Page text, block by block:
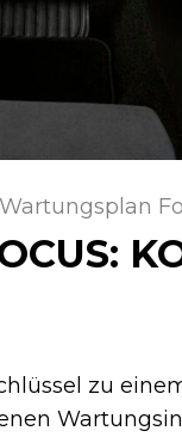
Wartungsplan
zu